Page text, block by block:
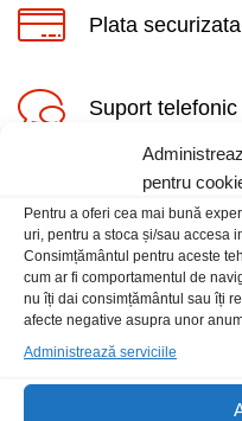
pentru
Pentru a oferi cea mai bună
uri, pentru a stoca și/sau accesa
Consimțământul pentru aceste
cum ar fi comportamentul de
nu îți dai consimțământul sau îți
afecte negative asupra unor
Administrează serviciile
Plata securizata
Suport telefonic
Informatii
Contact
Locatia magazinului